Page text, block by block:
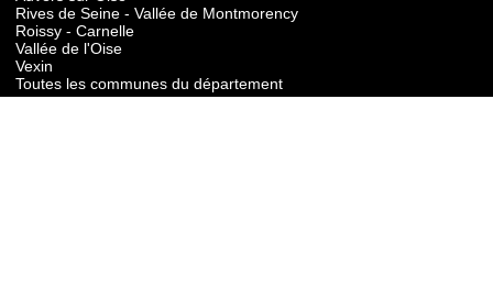
Rives de Seine - Vallée de Montmorency
Roissy - Carnelle
Vallée de l'Oise
Vexin
Toutes les communes du département